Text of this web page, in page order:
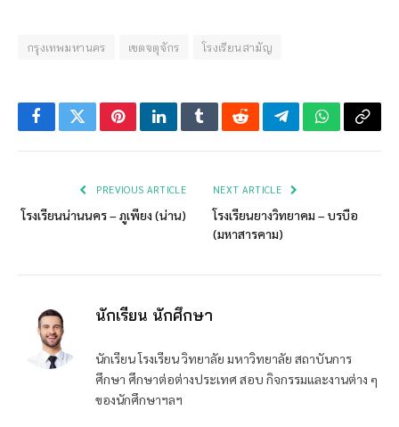
กรุงเทพมหานคร เขตจตุจักร โรงเรียนสามัญ
FacebookTwitterPinterestLinkedInTumblrRedditTelegramWhatsApp
Copy
PREVIOUS ARTICLE
โรงเรียนน่านนคร – ภูเพียง (น่าน)
NEXT ARTICLE
โรงเรียนยางวิทยาคม – บรบือ
(มหาสารคาม)
นักเรียน นักศึกษา
นักเรียน โรงเรียน วิทยาลัย มหาวิทยาลัย สถาบันการ
ศึกษา ศึกษาต่อต่างประเทศ สอบ กิจกรรมและงานต่าง ๆ
ของนักศึกษาฯลฯ